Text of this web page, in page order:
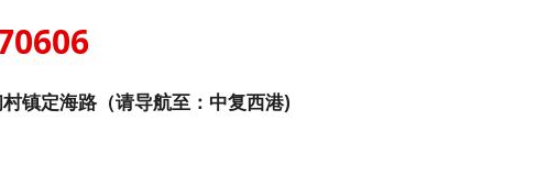
镇定海路（请导航至：中复西港)